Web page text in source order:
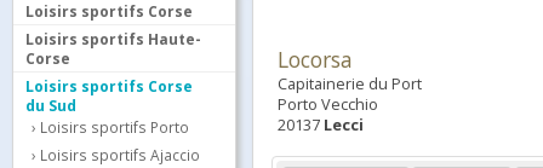
Loisirs sportifs Corse
Loisirs sportifs Haute-
Corse
Loisirs sportifs Corse
du Sud
Loisirs sportifs Porto
Loisirs sportifs Ajaccio
Locorsa
Capitainerie du Port
Porto Vecchio
20137 Lecci